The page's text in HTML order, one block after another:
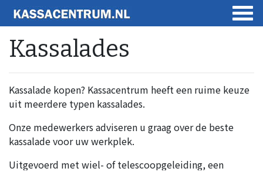
Kassalades
Kassalade kopen? Kassacentrum heeft een ruime keuze
uit meerdere typen kassalades.
Onze medewerkers adviseren u graag over de beste
kassalade voor uw werkplek.
Uitgevoerd met wiel- of telescoopgeleiding, een